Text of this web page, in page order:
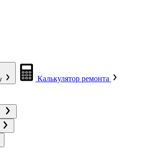
Калькулятор ремонта